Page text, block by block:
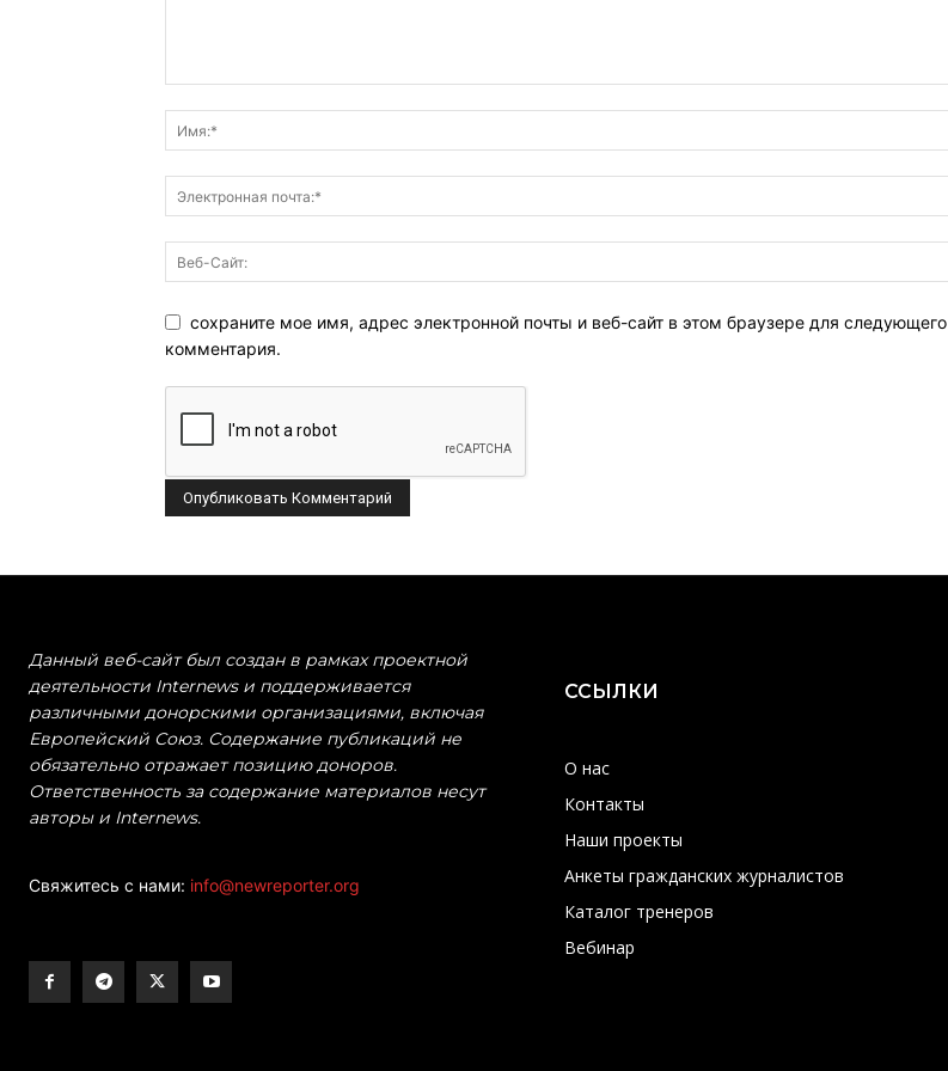
сохраните мое имя, адрес электронной почты и веб-сайт в этом браузере для следующего
комментария.
Данный веб-сайт был создан в рамках проектной
деятельности Internews и поддерживается
различными донорскими организациями, включая
Европейский Союз. Содержание публикаций не
обязательно отражает позицию доноров.
Ответственность за содержание материалов несут
авторы и Internews.
Свяжитесь с нами: info@newreporter.org
ССЫЛКИ
О нас
Контакты
Наши проекты
Анкеты гражданских журналистов
Каталог тренеров
Вебинар